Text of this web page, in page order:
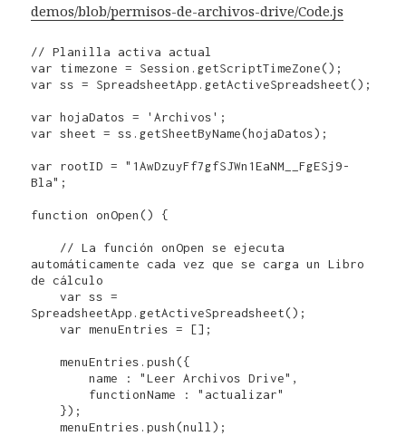
demos/blob/permisos-de-archivos-drive/Code.js
// Planilla activa actual
var timezone = Session.getScriptTimeZone();
var ss = SpreadsheetApp.getActiveSpreadsheet();
var hojaDatos = 'Archivos';
var sheet = ss.getSheetByName(hojaDatos);
var rootID = "1AwDzuyFf7gfSJWn1EaNM__FgESj9-
Bla";
function onOpen() {
automáticamente cada vez que se carga un Libro
de cálculo
    var ss =
SpreadsheetApp.getActiveSpreadsheet();
    var menuEntries = [];
    menuEntries.push({
        name : "Leer Archivos Drive",
    menuEntries.push(null);